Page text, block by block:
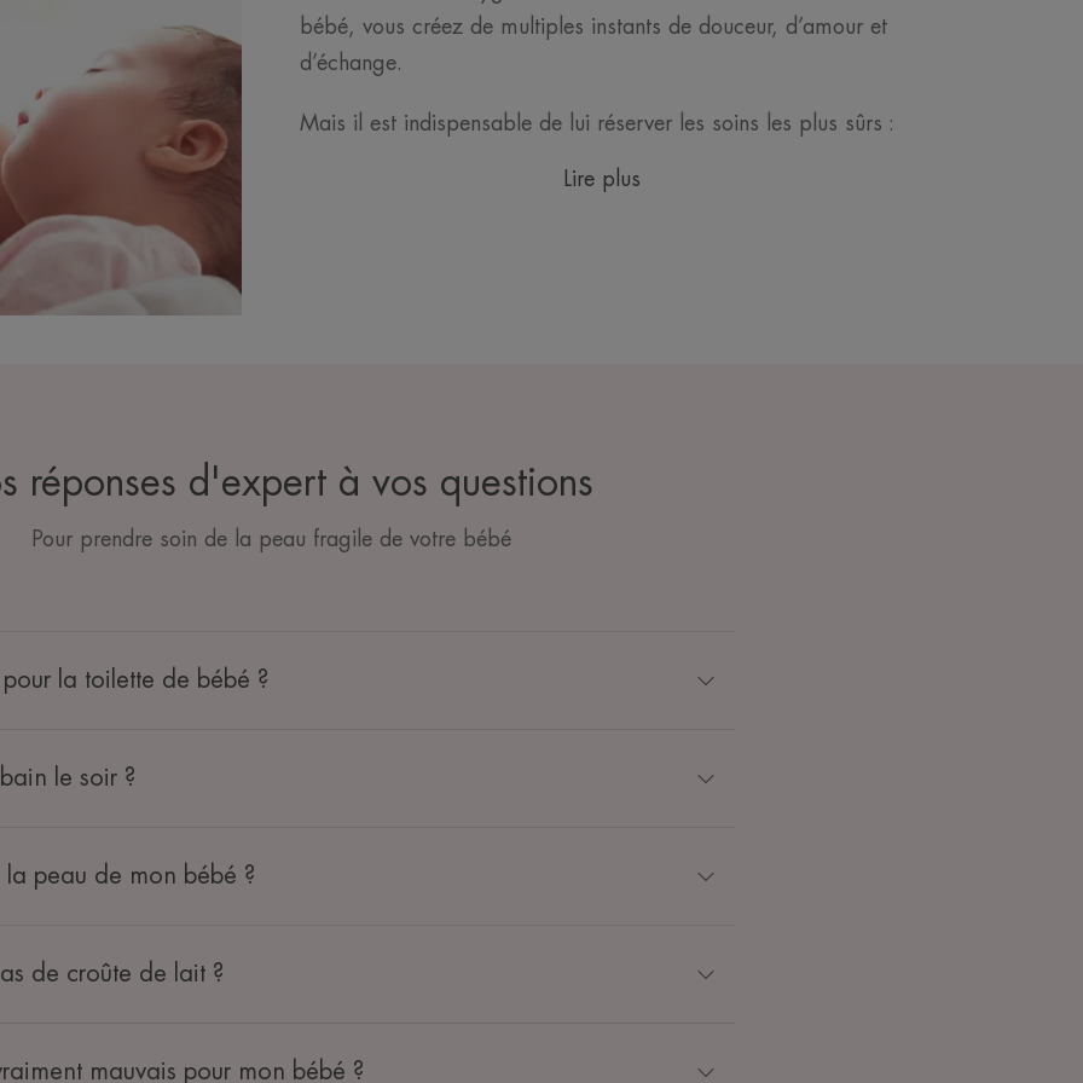
bébé, vous créez de multiples instants de douceur, d’amour et
d’échange.
Mais il est indispensable de lui réserver les soins les plus sûrs :
Lire plus
réponses d'expert à vos questions
Pour prendre soin de la peau fragile de votre bébé
la toilette de bébé ?
le soir ?
la peau de mon bébé ?
de croûte de lait ?
mauvais pour mon bébé ?